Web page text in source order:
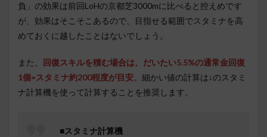
負」の効果は前回LoHの京都芝3000mに比べると控えめです
が、効果はそこそこあるので、目指せる範囲でスタミナを高
めておくに越したことはないでしょう。
また、 回復スキルを積む場合は、だいたい5.5%の通常金回復
1個=スタミナ約200程度が目安。細かい値の計算は↓のスタミ
ナ計算機を使って計算することを推奨します。
■スタミナ計算機